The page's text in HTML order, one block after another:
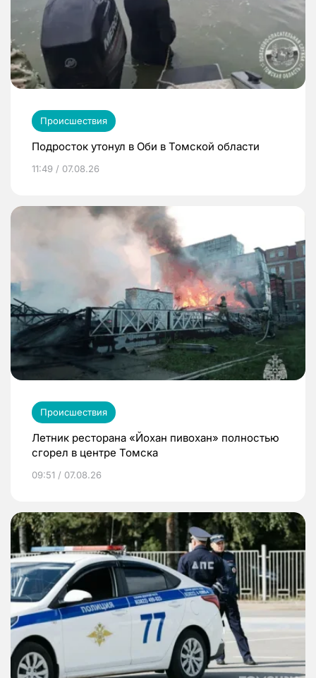
Происшествия
Подросток утонул в Оби в Томской области
11:49 / 07.08.26
Происшествия
Летник ресторана «Йохан пивохан» полностью
сгорел в центре Томска
09:51 / 07.08.26